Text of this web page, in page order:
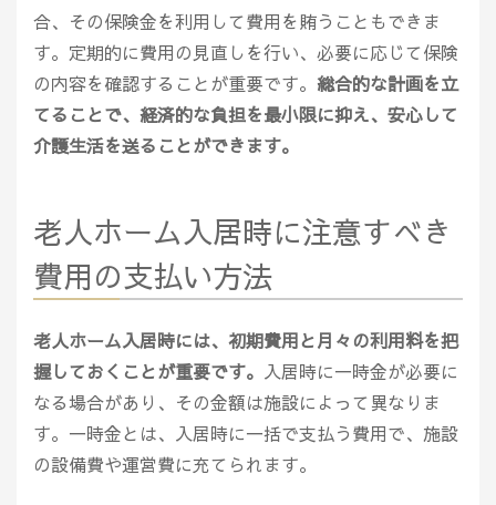
合、その保険金を利用して費用を賄うこともできま
す。定期的に費用の見直しを行い、必要に応じて保険
の内容を確認することが重要です。 総合的な計画を立
てることで、経済的な負担を最小限に抑え、安心して
介護生活を送ることができます。
老人ホーム入居時に注意すべき
費用の支払い方法
老人ホーム入居時には、初期費用と月々の利用料を把
握しておくことが重要です。 入居時に一時金が必要に
なる場合があり、その金額は施設によって異なりま
す。一時金とは、入居時に一括で支払う費用で、施設
の設備費や運営費に充てられます。